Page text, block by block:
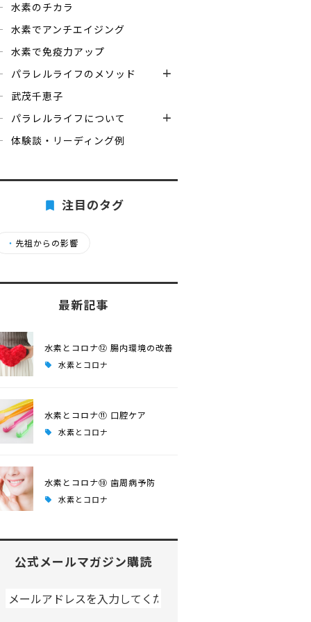
水素のチカラ
水素でアンチエイジング
水素で免疫力アップ
パラレルライフのメソッド
武茂千恵子
パラレルライフについて
体験談・リーディング例
注目のタグ
・ 先祖からの影響
最新記事
水素とコロナ⑫ 腸内環境の改善
水素とコロナ
水素とコロナ⑪ 口腔ケア
水素とコロナ
水素とコロナ⑩ 歯周病予防
水素とコロナ
公式メールマガジン購読